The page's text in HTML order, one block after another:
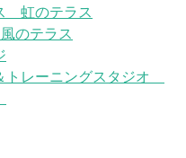
虹のテラス
のテラス
トレーニングスタジオ